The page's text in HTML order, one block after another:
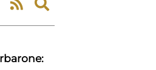
Expand
search